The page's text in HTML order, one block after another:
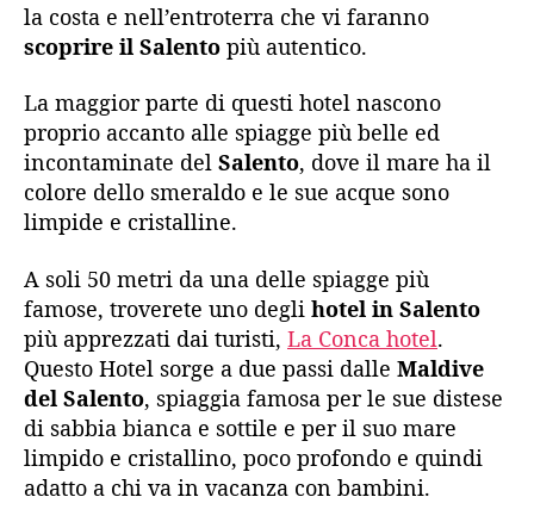
la costa e nell’entroterra che vi faranno
scoprire il Salento più autentico.
La maggior parte di questi hotel nascono
proprio accanto alle spiagge più belle ed
incontaminate del Salento, dove il mare ha il
colore dello smeraldo e le sue acque sono
limpide e cristalline.
A soli 50 metri da una delle spiagge più
famose, troverete uno degli hotel in Salento
più apprezzati dai turisti, La Conca hotel.
Questo Hotel sorge a due passi dalle Maldive
del Salento, spiaggia famosa per le sue distese
di sabbia bianca e sottile e per il suo mare
limpido e cristallino, poco profondo e quindi
adatto a chi va in vacanza con bambini.